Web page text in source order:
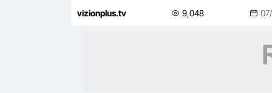
vizionplus.tv 9,048